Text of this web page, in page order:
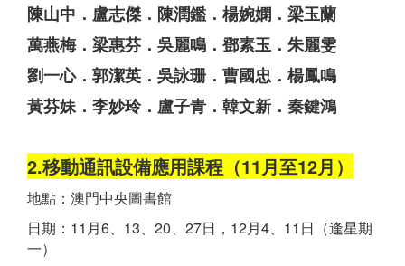
陳山中．盧志傑．陳潤鑑．楊婉嫻．梁玉蘭
萬燕梅．梁惠芬．吳麗鳴．鄧素玉．朱麗雯
劉一心．郭潔英．吳詠珊．曹國忠．楊鳳鳴
黃芬妹．李妙玲．盧子青．韓文新．秦鍵鴻
2.移動通訊設備應用課程（11月至12月）
地點：澳門中央圖書館
日期：11月6、13、20、27日，12月4、11日（逢星期
一）